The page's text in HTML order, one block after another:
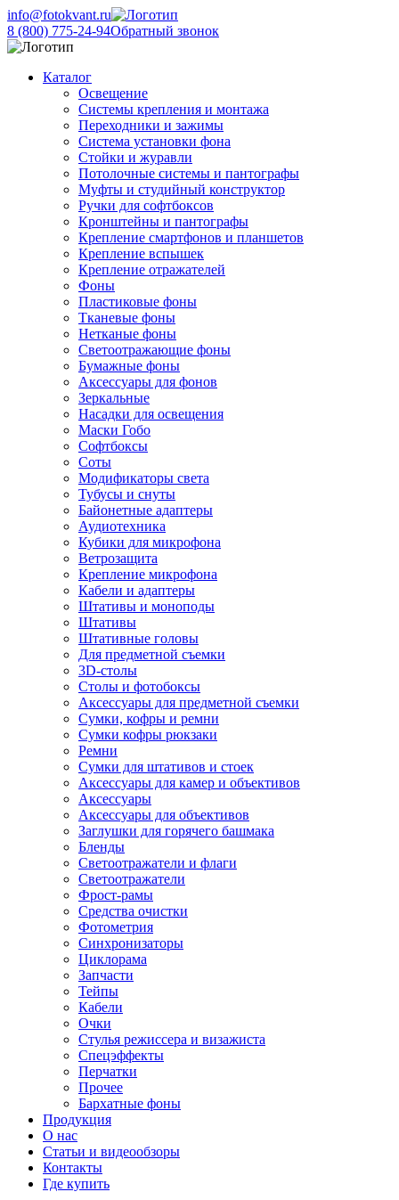
info@fotokvant.ru
8 (800) 775-24-94Обратный звонок
Каталог
Освещение
Системы крепления и монтажа
Переходники и зажимы
Система установки фона
Стойки и журавли
Потолочные системы и пантографы
Муфты и студийный конструктор
Ручки для софтбоксов
Кронштейны и пантографы
Крепление смартфонов и планшетов
Крепление вспышек
Крепление отражателей
Фоны
Пластиковые фоны
Тканевые фоны
Нетканые фоны
Светоотражающие фоны
Бумажные фоны
Аксессуары для фонов
Зеркальные
Насадки для освещения
Маски Гобо
Софтбоксы
Соты
Модификаторы света
Тубусы и снуты
Байонетные адаптеры
Аудиотехника
Кубики для микрофона
Ветрозащита
Крепление микрофона
Кабели и адаптеры
Штативы и моноподы
Штативы
Штативные головы
Для предметной съемки
3D-столы
Столы и фотобоксы
Аксессуары для предметной съемки
Сумки, кофры и ремни
Сумки кофры рюкзаки
Ремни
Сумки для штативов и стоек
Аксессуары для камер и объективов
Аксессуары
Аксессуары для объективов
Заглушки для горячего башмака
Бленды
Светоотражатели и флаги
Светоотражатели
Фрост-рамы
Средства очистки
Фотометрия
Синхронизаторы
Циклорама
Запчасти
Тейпы
Кабели
Очки
Стулья режиссера и визажиста
Спецэффекты
Перчатки
Прочее
Бархатные фоны
Продукция
О нас
Статьи и видеообзоры
Контакты
Где купить